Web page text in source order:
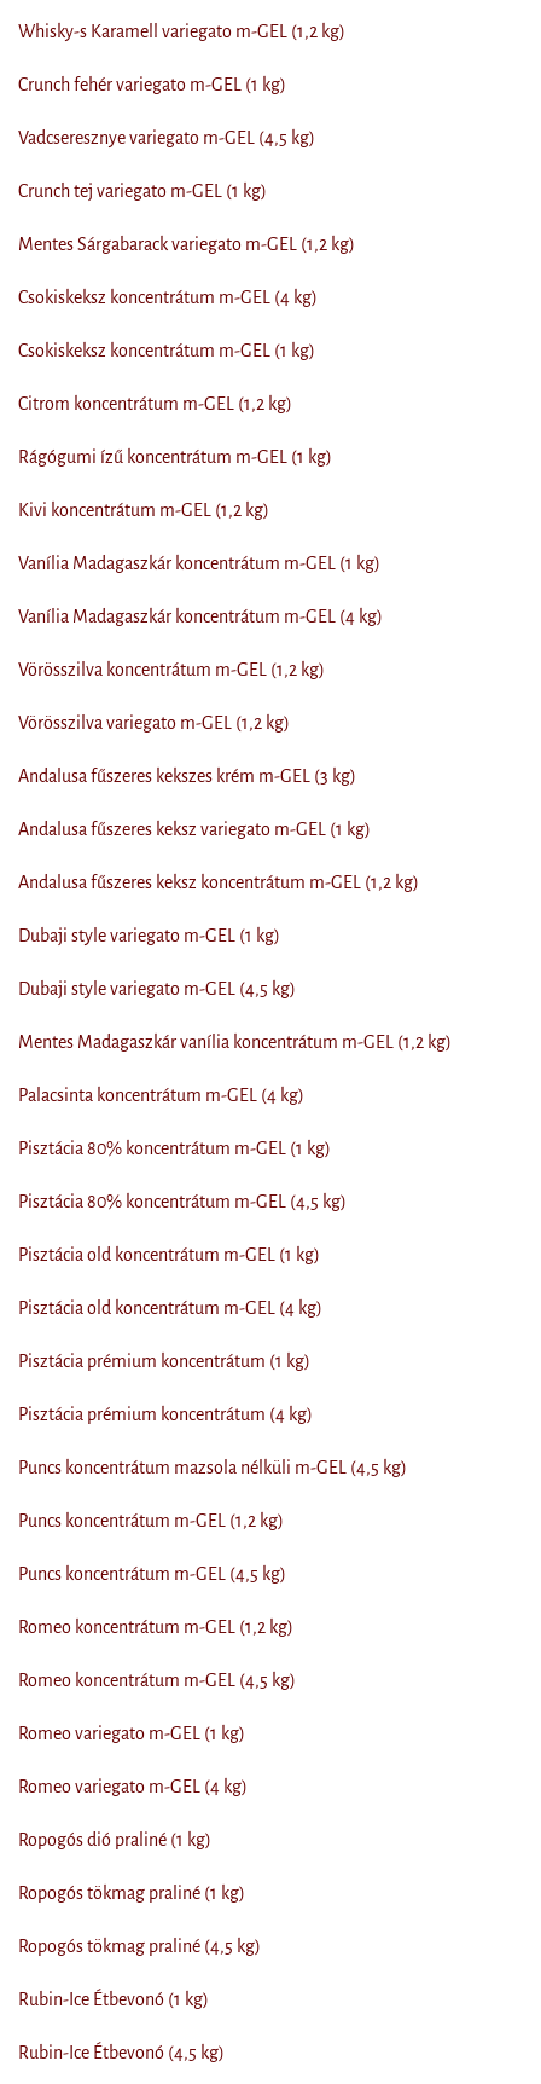
Whisky-s Karamell variegato m-GEL (1,2 kg)
Crunch fehér variegato m-GEL (1 kg)
Vadcseresznye variegato m-GEL (4,5 kg)
Crunch tej variegato m-GEL (1 kg)
Mentes Sárgabarack variegato m-GEL (1,2 kg)
Csokiskeksz koncentrátum m-GEL (4 kg)
Csokiskeksz koncentrátum m-GEL (1 kg)
Citrom koncentrátum m-GEL (1,2 kg)
Rágógumi ízű koncentrátum m-GEL (1 kg)
Kivi koncentrátum m-GEL (1,2 kg)
Vanília Madagaszkár koncentrátum m-GEL (1 kg)
Vanília Madagaszkár koncentrátum m-GEL (4 kg)
Vörösszilva koncentrátum m-GEL (1,2 kg)
Vörösszilva variegato m-GEL (1,2 kg)
Andalusa fűszeres kekszes krém m-GEL (3 kg)
Andalusa fűszeres keksz variegato m-GEL (1 kg)
Andalusa fűszeres keksz koncentrátum m-GEL (1,2 kg)
Dubaji style variegato m-GEL (1 kg)
Dubaji style variegato m-GEL (4,5 kg)
Mentes Madagaszkár vanília koncentrátum m-GEL (1,2 kg)
Palacsinta koncentrátum m-GEL (4 kg)
Pisztácia 80% koncentrátum m-GEL (1 kg)
Pisztácia 80% koncentrátum m-GEL (4,5 kg)
Pisztácia old koncentrátum m-GEL (1 kg)
Pisztácia old koncentrátum m-GEL (4 kg)
Pisztácia prémium koncentrátum (1 kg)
Pisztácia prémium koncentrátum (4 kg)
Puncs koncentrátum mazsola nélküli m-GEL (4,5 kg)
Puncs koncentrátum m-GEL (1,2 kg)
Puncs koncentrátum m-GEL (4,5 kg)
Romeo koncentrátum m-GEL (1,2 kg)
Romeo koncentrátum m-GEL (4,5 kg)
Romeo variegato m-GEL (1 kg)
Romeo variegato m-GEL (4 kg)
Ropogós dió praliné (1 kg)
Ropogós tökmag praliné (1 kg)
Ropogós tökmag praliné (4,5 kg)
Rubin-Ice Étbevonó (1 kg)
Rubin-Ice Étbevonó (4,5 kg)